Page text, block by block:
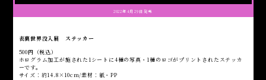
2022年4月29日発売
表裏世界没入展 ステッカー
500円（税込）
ホログラム加工が施された1シートに4種の写真・1種のロゴがプリントされたステッカ
ーです。
サイズ：約14.8×10cm/素材：紙・PP